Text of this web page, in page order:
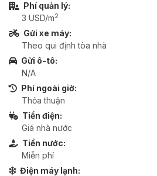
Phí quản lý:
3 USD/m2
Gửi xe máy:
Theo qui định tòa nhà
Gửi ô-tô:
N/A
Phí ngoài giờ:
Thỏa thuận
Tiền điện:
Giá nhà nước
Tiền nước:
Miễn phí
Điện máy lạnh: